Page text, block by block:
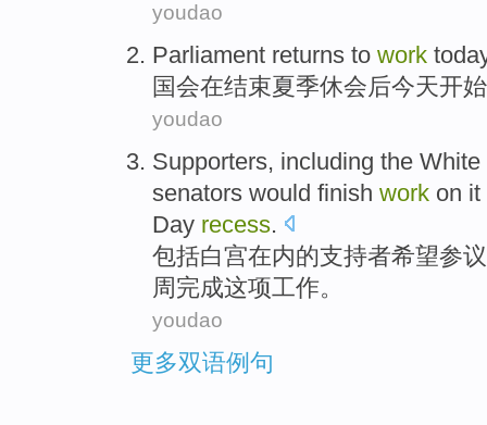
youdao
Parliament returns to work
国会在结束夏季休会后今天开始
youdao
Supporters, including the White
senators would finish work on it
Day recess.
包括白宫在内的支持者希望参
周完成这项工作。
youdao
更多双语例句